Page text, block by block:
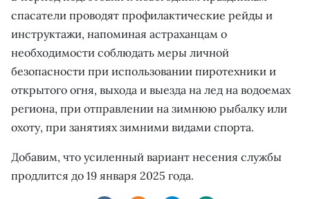
спасатели проводят профилактические рейды и
инструктажи, напоминая астраханцам о
необходимости соблюдать меры личной
безопасности при использовании пиротехники и
открытого огня, выхода и выезда на лед на водоемах
региона, при отправлении на зимнюю рыбалку или
охоту, при занятиях зимними видами спорта.
Добавим, что усиленный вариант несения службы
продлится до 19 января 2025 года.